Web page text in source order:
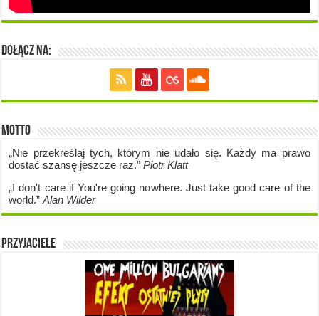
Dołącz na:
Motto
„Nie przekreślaj tych, którym nie udało się. Każdy ma prawo
dostać szansę jeszcze raz.”Piotr Klatt
„I don't care if You're going nowhere. Just take good care of the
world.”Alan Wilder
Przyjaciele